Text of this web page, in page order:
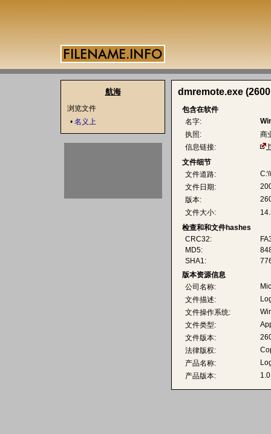
dmremote.exe
包含在软件
名字:
执照:
商
信息链接:
文件细节
文件道路:
文件日期:
版本:
文件大小:
检查和和文件hashes
CRC32:
MD5:
SHA1:
版本资源信息
公司名称:
文件描述:
文件操作系统:
文件类型:
文件版本:
法律版权:
产品名称:
产品版本:
航海
浏览文件
• 名义上